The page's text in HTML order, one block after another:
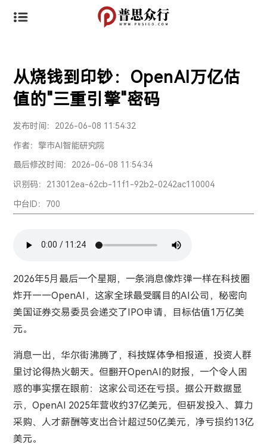
从烧钱到印钞：OpenAI万亿估
值的"三重引擎"密码
发布时间：2026-06-08 11:54:32
作者：擎市AI智能研究院
最后修改时间：2026-06-08 11:54:34
识别码：213012ea-62cb-11f1-92b2-0242ac110004
中台ID：700
2026年5月最后一个星期，一条消息像炸弹一样在科技圈
炸开——OpenAI，这家全球最受瞩目的AI公司，秘密向
美国证券交易委员会递交了IPO申请，目标估值1万亿美
元。
消息一出，华尔街沸腾了，科技媒体争相报道，投资人群
里讨论得热火朝天。但翻开OpenAI的财报，一个令人困
惑的事实摆在眼前：这家公司还在亏损。据公开数据显
示，OpenAI 2025年营收约37亿美元，但研发投入、算力
采购、人才薪酬等支出合计超过50亿美元，净亏损约13亿
美元。